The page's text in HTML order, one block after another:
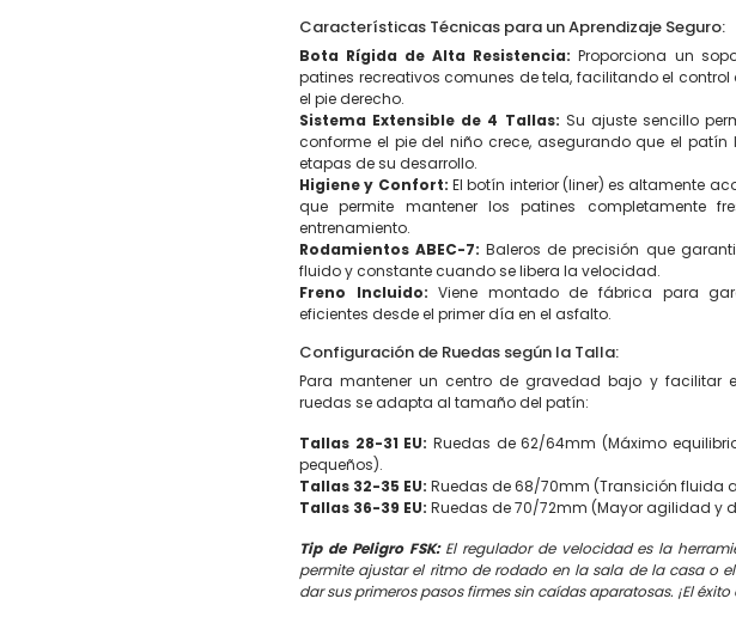
Características Técnicas para un Aprendizaje Seguro:
Bota Rígida de Alta Resistencia: Proporciona un
patines recreativos comunes de tela, facilitando el
el pie derecho.
Sistema Extensible de 4 Tallas: Su ajuste sencillo
conforme el pie del niño crece, asegurando que el
etapas de su desarrollo.
Higiene y Confort: El botín interior (liner) es altamente
que permite mantener los patines completamente
entrenamiento.
Rodamientos ABEC-7: Baleros de precisión que
fluido y constante cuando se libera la velocidad.
Freno Incluido: Viene montado de fábrica para
eficientes desde el primer día en el asfalto.
Configuración de Ruedas según la Talla:
Para mantener un centro de gravedad bajo y facilitar
ruedas se adapta al tamaño del patín:
Tallas 28-31 EU: Ruedas de 62/64mm (Máximo
pequeños).
Tallas 32-35 EU: Ruedas de 68/70mm (Transición fluida
Tallas 36-39 EU: Ruedas de 70/72mm (Mayor agilidad y
Tip de Peligro FSK:El regulador de velocidad es la
permite ajustar el ritmo de rodado en la sala de la casa o
dar sus primeros pasos firmes sin caídas aparatosas. ¡El